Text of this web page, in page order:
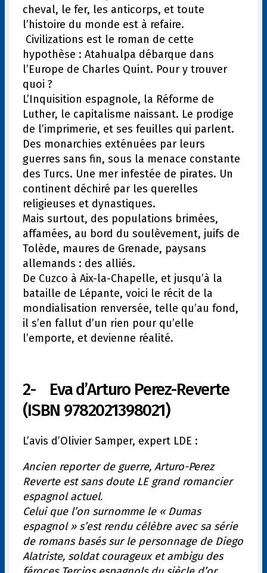
cheval, le fer, les anticorps, et toute
l’histoire du monde est à refaire.
Civilizations est le roman de cette
hypothèse : Atahualpa débarque dans
l’Europe de Charles Quint. Pour y trouver
quoi ?
L’Inquisition espagnole, la Réforme de
Luther, le capitalisme naissant. Le prodige
de l’imprimerie, et ses feuilles qui parlent.
Des monarchies exténuées par leurs
guerres sans fin, sous la menace constante
des Turcs. Une mer infestée de pirates. Un
continent déchiré par les querelles
religieuses et dynastiques.
Mais surtout, des populations brimées,
affamées, au bord du soulèvement, juifs de
Tolède, maures de Grenade, paysans
allemands : des alliés.
De Cuzco à Aix-la-Chapelle, et jusqu’à la
bataille de Lépante, voici le récit de la
mondialisation renversée, telle qu’au fond,
il s’en fallut d’un rien pour qu’elle
l’emporte, et devienne réalité.
2- Eva d’Arturo Perez-Reverte
(ISBN 9782021398021)
L’avis d’Olivier Samper, expert LDE :
Ancien reporter de guerre, Arturo-Perez
Reverte est sans doute LE grand romancier
espagnol actuel.
Celui que l’on surnomme le « Dumas
espagnol » s’est rendu célèbre avec sa série
de romans basés sur le personnage de Diego
Alatriste, soldat courageux et ambigu des